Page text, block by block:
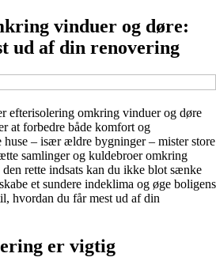
vinduer og døre:
ud af din renovering
efterisolering omkring vinduer og døre
at forbedre både komfort og
– især ældre bygninger – mister store
samlinger og kuldebroer omkring
rette indsats kan du ikke blot sænke
et sundere indeklima og øge boligens
hvordan du får mest ud af din
er vigtig